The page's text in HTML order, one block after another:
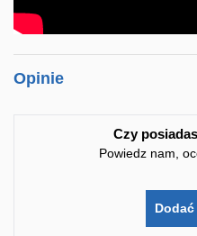
Opinie
Czy
Powiedz nam,